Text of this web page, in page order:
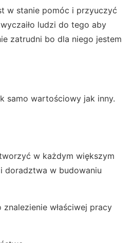
w stanie pomóc i przyuczyć
ludzi do tego aby
zatrudni bo dla niego jestem
samo wartościowy jak inny.
w każdym większym
doradztwa w budowaniu
właściwej pracy